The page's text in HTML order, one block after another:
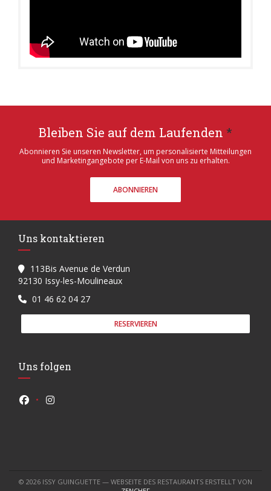
Bleiben Sie auf dem Laufenden *
Abonnieren Sie unseren Newsletter, um personalisierte Mitteilungen
und Marketingangebote per E-Mail von uns zu erhalten.
ABONNIEREN
Uns kontaktieren
113Bis Avenue de Verdun
92130 Issy-les-Moulineaux((öffnet ein neues Fenster))
01 46 62 04 27
RESERVIEREN
Uns folgen
Facebook ((öffnet ein neues Fenster))
Instagram ((öffnet ein neues Fenster))
© 2026 ISSY GUINGUETTE — WEBSEITE DES RESTAURANTS ERSTELLT VON